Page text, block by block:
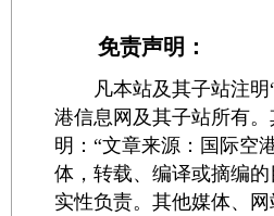
免责声明：
凡本站及其子站注明“
港信息网及其子站所有
明：“文章来源：国际空
体，转载、编译或摘编
实性负责。其他媒体、